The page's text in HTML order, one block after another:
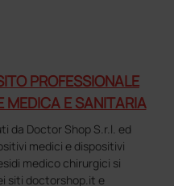
PROFESSIONALE
MEDICA E SANITARIA
da Doctor Shop S.r.l. ed
medici e dispositivi
medico chirurgici si
siti doctorshop.it e